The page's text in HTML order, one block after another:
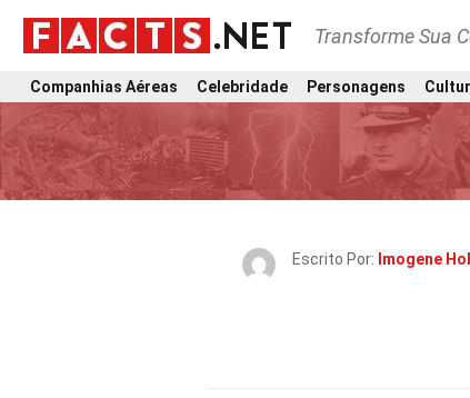
Transforme Sua
Companhias Aéreas Celebridade Personagens
Escrito Por: Imogene